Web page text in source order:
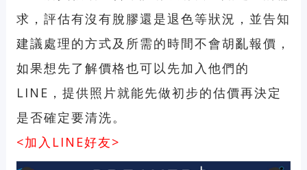
求，評估有沒有脫膠還是退色等狀況，並告知
建議處理的方式及所需的時間不會胡亂報價，
如果想先了解價格也可以先加入他們的
LINE，提供照片就能先做初步的估價再決定
是否確定要清洗。
<加入LINE好友>